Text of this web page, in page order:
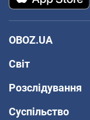
OBOZ.UA
Світ
Розслідування
Суспільство